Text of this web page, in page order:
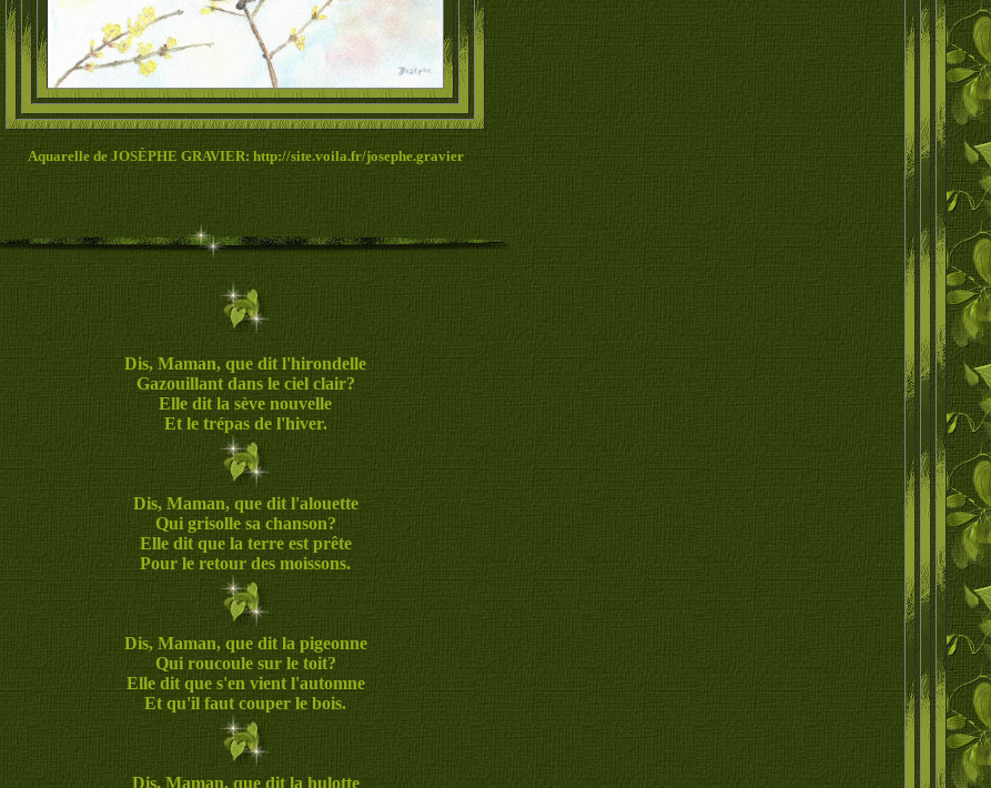
Aquarelle de JOSÈPHE GRAVIER: http://site.voila.fr/josephe.gravier
Dis, Maman, que dit l'hirondelle
Gazouillant dans le ciel clair?
Elle dit la sève nouvelle
Et le trépas de l'hiver.
Dis, Maman, que dit l'alouette
Qui grisolle sa chanson?
Elle dit que la terre est prête
Pour le retour des moissons.
Dis, Maman, que dit la pigeonne
Qui roucoule sur le toit?
Elle dit que s'en vient l'automne
Et qu'il faut couper le bois.
Dis, Maman, que dit la hulotte